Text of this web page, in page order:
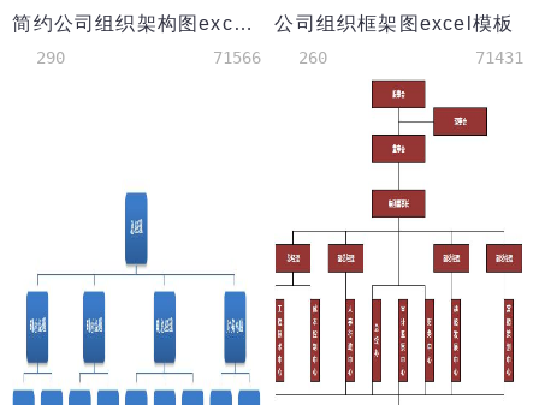
简约公司组织架构图excel模板
290 71566
公司组织框架图excel模板
260 71431